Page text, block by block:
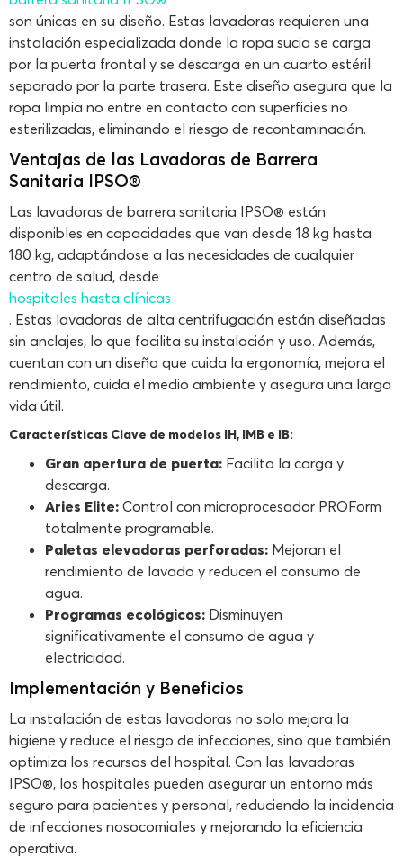
son únicas en su diseño. Estas lavadoras requieren una
instalación especializada donde la ropa sucia se carga
por la puerta frontal y se descarga en un cuarto estéril
separado por la parte trasera. Este diseño asegura que la
ropa limpia no entre en contacto con superficies no
esterilizadas, eliminando el riesgo de recontaminación.
Ventajas de las Lavadoras de Barrera
Sanitaria IPSO®
Las lavadoras de barrera sanitaria IPSO® están
disponibles en capacidades que van desde 18 kg hasta
180 kg, adaptándose a las necesidades de cualquier
centro de salud, desde
hospitales hasta clínicas
. Estas lavadoras de alta centrifugación están diseñadas
sin anclajes, lo que facilita su instalación y uso. Además,
cuentan con un diseño que cuida la ergonomía, mejora el
rendimiento, cuida el medio ambiente y asegura una larga
vida útil.
Características Clave de modelos IH, IMB e IB:
Gran apertura de puerta: Facilita la carga y
descarga.
Aries Elite: Control con microprocesador PROForm
totalmente programable.
Paletas elevadoras perforadas: Mejoran el
rendimiento de lavado y reducen el consumo de
agua.
Programas ecológicos: Disminuyen
significativamente el consumo de agua y
electricidad.
Implementación y Beneficios
La instalación de estas lavadoras no solo mejora la
higiene y reduce el riesgo de infecciones, sino que también
optimiza los recursos del hospital. Con las lavadoras
IPSO®, los hospitales pueden asegurar un entorno más
seguro para pacientes y personal, reduciendo la incidencia
de infecciones nosocomiales y mejorando la eficiencia
operativa.